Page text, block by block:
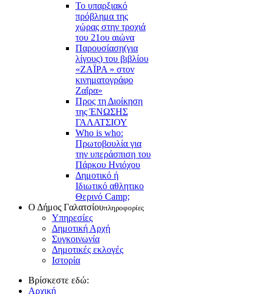
Το υπαρξιακό
πρόβλημα της
χώρας στην τροχιά
του 21ου αιώνα
Παρουσίαση(για
λίγους) του βιβλίου
«ΖΑΪΡΑ » στον
κινηματογράφο
Ζαΐρα»
Προς τη Διοίκηση
της ΈΝΩΣΗΣ
ΓΑΛΑΤΣΙΟΥ
Who is who:
Πρωτοβουλία για
την υπεράσπιση του
Πάρκου Ηνιόχου
Δημοτικό ή
Ιδιωτικό αθλητικο
Θερινό Camp;
Ο Δήμος Γαλατσίουπληροφορίες
Υπηρεσίες
Δημοτική Αρχή
Συγκοινωνία
Δημοτικές εκλογές
Ιστορία
Βρίσκεστε εδώ:
Αρχική